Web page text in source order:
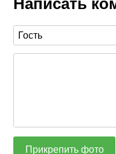
Написать
Прикрепить фото